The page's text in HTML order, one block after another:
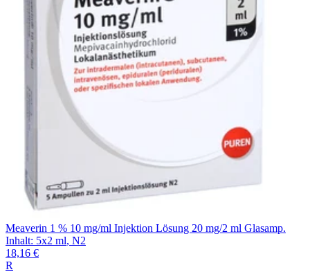
Meaverin 1 % 10 mg/ml Injektion Lösung 20 mg/2 ml Glasamp.
Inhalt: 5x2 ml, N2
18,16 €
R